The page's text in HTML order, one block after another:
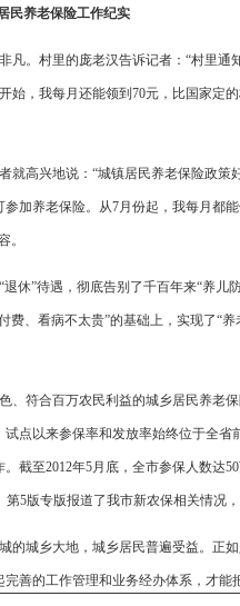
养老保险工作纪实
。村里的庞老汉告诉记者：“村里通
，我每月还能领到70元，比国家定
高兴地说：“城镇居民养老保险政策
加养老保险。从7月份起，我每月都能
。
”待遇，彻底告别了千百年来“养儿
、看病不太贵”的基础上，实现了“
符合百万农民利益的城乡居民养老
点以来参保率和发放率始终位于全省
截至2012年5月底，全市参保人数达
5版专版报道了我市新农保相关情况，
城乡大地，城乡居民普遍受益。正如
善的工作管理和业务经办体系，才能